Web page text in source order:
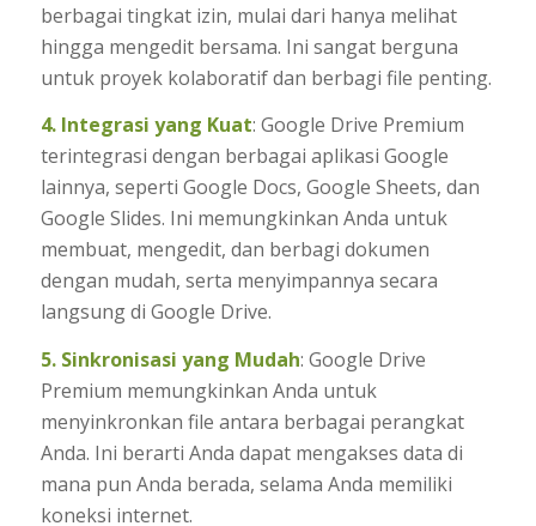
berbagai tingkat izin, mulai dari hanya melihat
hingga mengedit bersama. Ini sangat berguna
untuk proyek kolaboratif dan berbagi file penting.
4. Integrasi yang Kuat: Google Drive Premium
terintegrasi dengan berbagai aplikasi Google
lainnya, seperti Google Docs, Google Sheets, dan
Google Slides. Ini memungkinkan Anda untuk
membuat, mengedit, dan berbagi dokumen
dengan mudah, serta menyimpannya secara
langsung di Google Drive.
5. Sinkronisasi yang Mudah: Google Drive
Premium memungkinkan Anda untuk
menyinkronkan file antara berbagai perangkat
Anda. Ini berarti Anda dapat mengakses data di
mana pun Anda berada, selama Anda memiliki
koneksi internet.